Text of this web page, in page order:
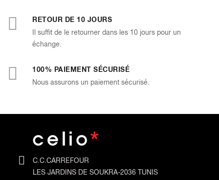
RETOUR DE 10 JOURS
Il suffit de le retourner dans les 10 jours pour un
échange.
100% PAIEMENT SÉCURISÉ
Nous assurons un paiement sécurisé.
C.C.CARREFOUR
LES JARDINS DE SOUKRA-2036 TUNIS